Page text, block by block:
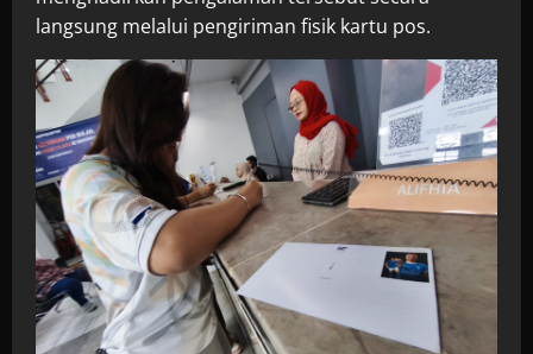
langsung melalui pengiriman fisik kartu pos.